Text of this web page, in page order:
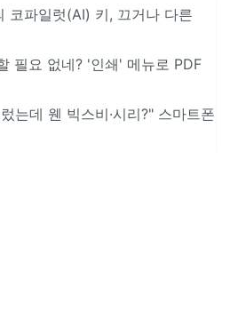
코파일럿(AI) 키, 끄거나 다른
필요 없네? '인쇄' 메뉴로 PDF
는데 웬 빅스비·시리?" 스마트폰